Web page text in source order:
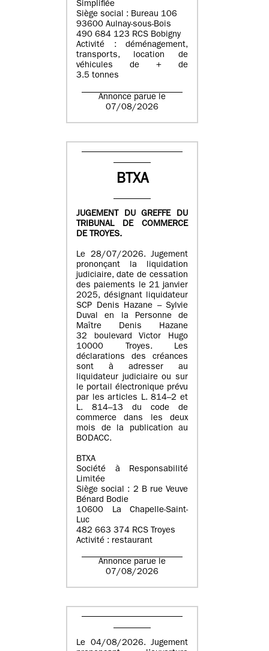
Simplifiée
Siège social : Bureau 106
93600 Aulnay-sous-Bois
490 684 123 RCS Bobigny
Activité : déménagement,
transports, location de
véhicules de + de
3.5 tonnes
Annonce parue le
07/08/2026
BTXA
JUGEMENT DU GREFFE DU
TRIBUNAL DE COMMERCE
DE TROYES.
Le 28/07/2026. Jugement
prononçant la liquidation
judiciaire, date de cessation
des paiements le 21 janvier
2025, désignant liquidateur
SCP Denis Hazane – Sylvie
Duval en la Personne de
Maître Denis Hazane
32 boulevard Victor Hugo
10000 Troyes. Les
déclarations des créances
sont à adresser au
liquidateur judiciaire ou sur
le portail électronique prévu
par les articles L. 814–2 et
L. 814–13 du code de
commerce dans les deux
mois de la publication au
BODACC.
BTXA
Société à Responsabilité
Limitée
Siège social : 2 B rue Veuve
Bénard Bodie
10600 La Chapelle-Saint-
Luc
482 663 374 RCS Troyes
Activité : restaurant
Annonce parue le
07/08/2026
Le 04/08/2026. Jugement